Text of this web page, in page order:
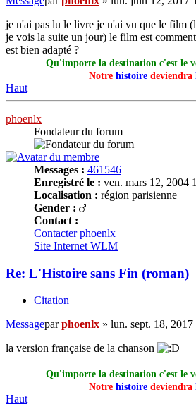
je n'ai pas lu le livre je n'ai vu que le film
je vois la suite un jour) le film est
est bien adapté ?
Qu'importe la destination c'est le
Notre histoire deviendra
Haut
phoenlx
Fondateur du forum
Messages : 461546
Enregistré le : ven. mars 12, 2004
Localisation : région parisienne
Gender :
Contact :
Contacter phoenlx
Site Internet WLM
Re: L'Histoire sans Fin (roman)
Citation
Messageparphoenlx » lun. sept. 18,
la version française de la chanson
Qu'importe la destination c'est le
Notre histoire deviendra
Haut